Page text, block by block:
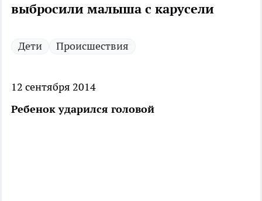
выбросили малыша с карусели
Дети Происшествия
12 сентября 2014
Ребенок ударился головой